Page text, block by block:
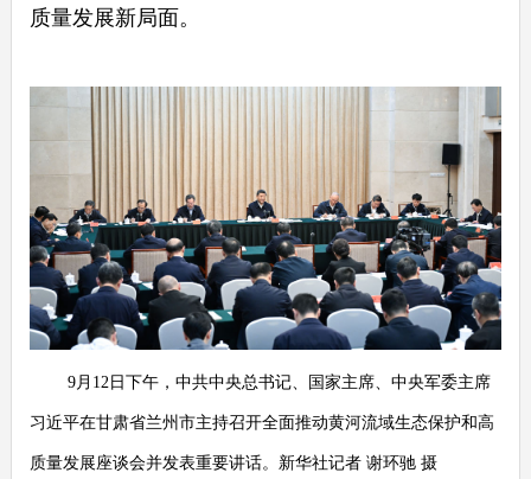
质量发展新局面。
9月12日下午，中共中央总书记、国家主席、中央军委主席
习近平在甘肃省兰州市主持召开全面推动黄河流域生态保护和高
质量发展座谈会并发表重要讲话。新华社记者 谢环驰 摄